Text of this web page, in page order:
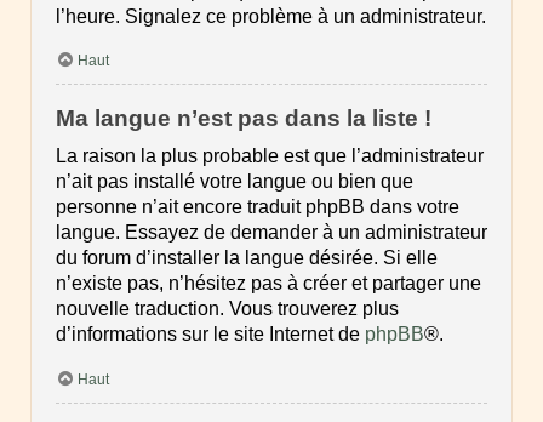
l’heure. Signalez ce problème à un administrateur.
Haut
Ma langue n’est pas dans la liste !
La raison la plus probable est que l’administrateur
n’ait pas installé votre langue ou bien que
personne n’ait encore traduit phpBB dans votre
langue. Essayez de demander à un administrateur
du forum d’installer la langue désirée. Si elle
n’existe pas, n’hésitez pas à créer et partager une
nouvelle traduction. Vous trouverez plus
d’informations sur le site Internet de phpBB®.
Haut